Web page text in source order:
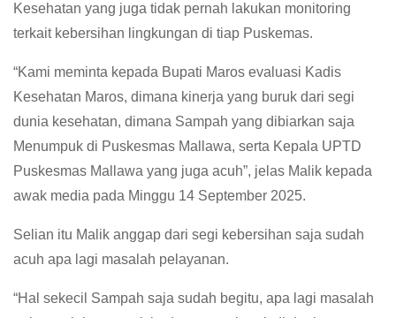
Kesehatan yang juga tidak pernah lakukan monitoring
terkait kebersihan lingkungan di tiap Puskemas.
“Kami meminta kepada Bupati Maros evaluasi Kadis
Kesehatan Maros, dimana kinerja yang buruk dari segi
dunia kesehatan, dimana Sampah yang dibiarkan saja
Menumpuk di Puskesmas Mallawa, serta Kepala UPTD
Puskesmas Mallawa yang juga acuh”, jelas Malik kepada
awak media pada Minggu 14 September 2025.
Selian itu Malik anggap dari segi kebersihan saja sudah
acuh apa lagi masalah pelayanan.
“Hal sekecil Sampah saja sudah begitu, apa lagi masalah